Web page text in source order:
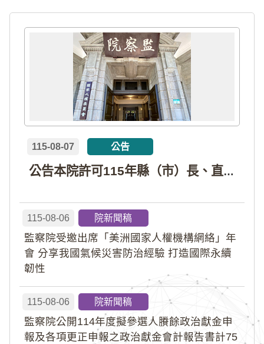
公告本院許可115年縣（市）長、直轄市議員、縣（市）議員擬參選人開立政治獻金專戶共計4戶。各專戶得收受政治獻金期間為自專戶許可設立日起至115年11月27日止，專戶名冊詳如附件。
115-08-07 公告
115-08-06 院新聞稿
監察院受邀出席「美洲國家人權機構網絡」年
會 分享我國氣候災害防治經驗 打造國際永續
韌性
115-08-06 院新聞稿
監察院公開114年度擬參選人賸餘政治獻金申
報及各項更正申報之政治獻金會計報告書計75